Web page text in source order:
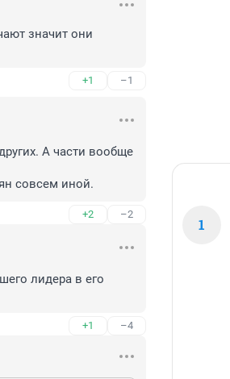
значит они
+1 –1
А части вообще
совсем иной.
+2 –2
лидера в его
+1 –4
1